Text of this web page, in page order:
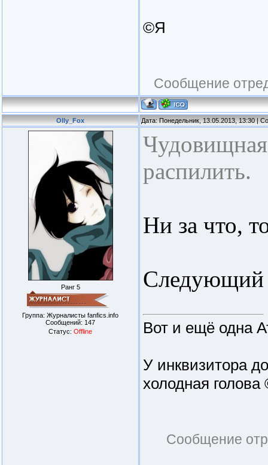
©Я
Сообщение
Olly_Fox Дата: Понедельник, 13.05.2013, 13:30 |
Ранг 5
Группа: Журналисты fanfics.info
Сообщений: 147
Статус: Offline
распилить.
Ни за что,
Следующий
Вот и ещё одна
У инквизитора
холодная голова
Сообщение